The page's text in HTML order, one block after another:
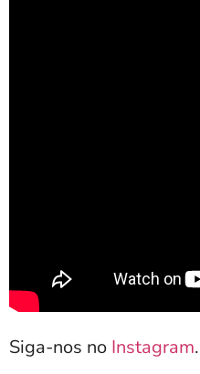
Siga-nos no Instagram.